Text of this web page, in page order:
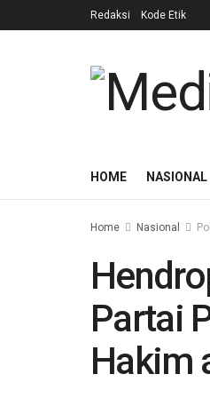
Redaksi Kode Etik
HOME NASIONAL
Home Nasional
Partai
Hakim